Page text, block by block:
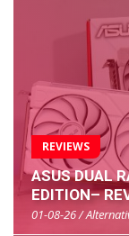
REVIEWS
ASUS DUAL
EDITION–
01-08-26 /